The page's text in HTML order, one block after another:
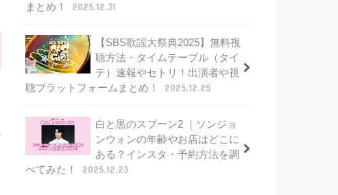
まとめ！
2025.12.31
【SBS歌謡大祭典2025】無料視
聴方法・タイムテーブル（タイ
テ）速報やセトリ！出演者や視
聴プラットフォームまとめ！
2025.12.25
白と黒のスプーン2 ｜ソンジョ
ンウォンの年齢やお店はどこに
ある？インスタ・予約方法を調
べてみた！
2025.12.23